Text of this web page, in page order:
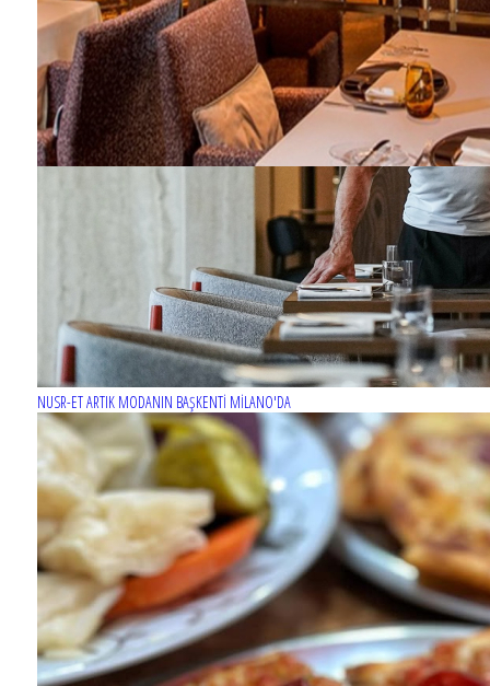
NUSR-ET ARTIK MODANIN BAŞKENTİ MİLANO'DA